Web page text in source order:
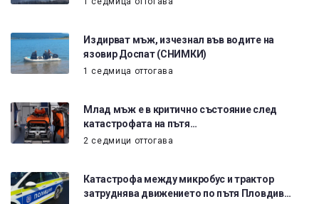
Издирват мъж, изчезнал във водите на
язовир Доспат (СНИМКИ)
1 седмица оттогава
Млад мъж е в критично състояние след
катастрофата на пътя…
2 седмици оттогава
Катастрофа между микробус и трактор
затруднява движението по пътя Пловдив…